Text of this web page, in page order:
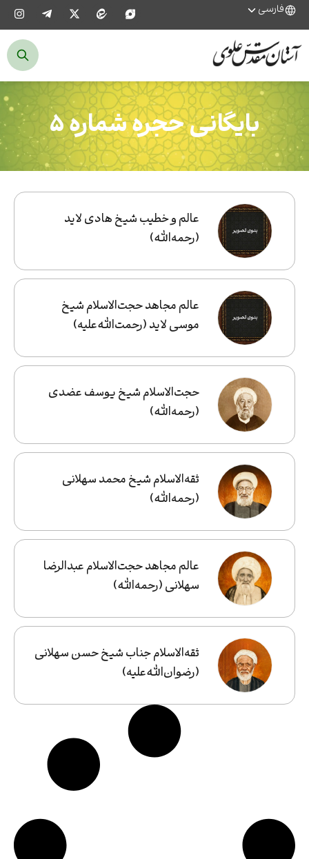
فارسی
بایگانی حجره شماره ۵
عالم و خطیب شیخ هادی لاید
(رحمه‌الله)
عالم مجاهد حجت‌الاسلام شیخ
موسی لاید (رحمت‌الله‌علیه)
حجت‌الاسلام شیخ یوسف عضدی
(رحمه‌الله)
ثقه‌الاسلام شیخ محمد سهلانی
(رحمه‌الله)
عالم مجاهد حجت‌الاسلام عبدالرضا
سهلانی (رحمه‌الله)
ثقه‌الاسلام جناب شیخ حسن سهلانی
(رضوان‌الله‌علیه)